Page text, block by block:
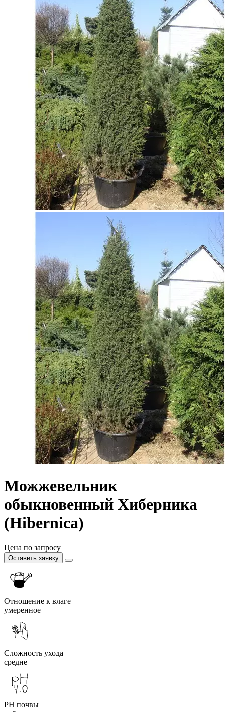
Можжевельник
обыкновенный Хиберника
(Hibernica)
Цена по запросу
Оставить заявку
Отношение к влаге
умеренное
Сложность ухода
средне
PH почвы